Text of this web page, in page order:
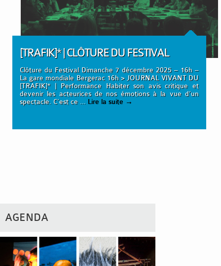
[TRAFIK]* | CLÔTURE DU FESTIVAL
Clôture du Festival Dimanche 7 décembre 2025 – 16h –
La gare mondiale Bergerac 16h > JOURNAL VIVANT DU
[TRAFIK]* | Performance Habiter son avis critique et
devenir les acteurices de nos émotions à la vue d’un
spectacle. C’est ce … Lire la suite →
AGENDA